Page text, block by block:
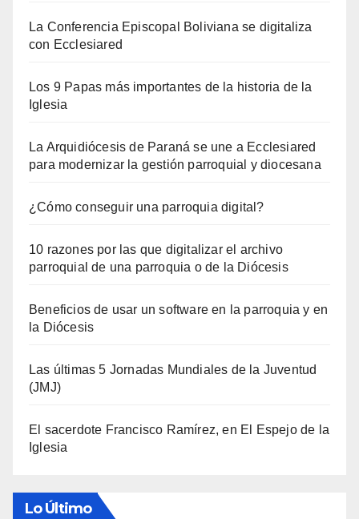
La Conferencia Episcopal Boliviana se digitaliza
con Ecclesiared
Los 9 Papas más importantes de la historia de la
Iglesia
La Arquidiócesis de Paraná se une a Ecclesiared
para modernizar la gestión parroquial y diocesana
¿Cómo conseguir una parroquia digital?
10 razones por las que digitalizar el archivo
parroquial de una parroquia o de la Diócesis
Beneficios de usar un software en la parroquia y en
la Diócesis
Las últimas 5 Jornadas Mundiales de la Juventud
(JMJ)
El sacerdote Francisco Ramírez, en El Espejo de la
Iglesia
Lo Último